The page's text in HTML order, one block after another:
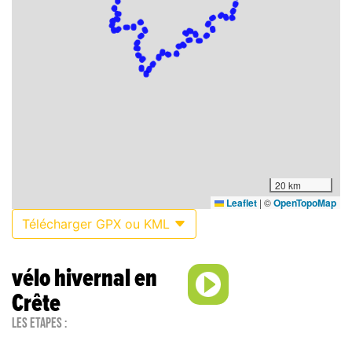
20 km
Leaflet | ©OpenTopoMap
Télécharger GPX ou KML
vélo hivernal en
Crête
Les étapes :